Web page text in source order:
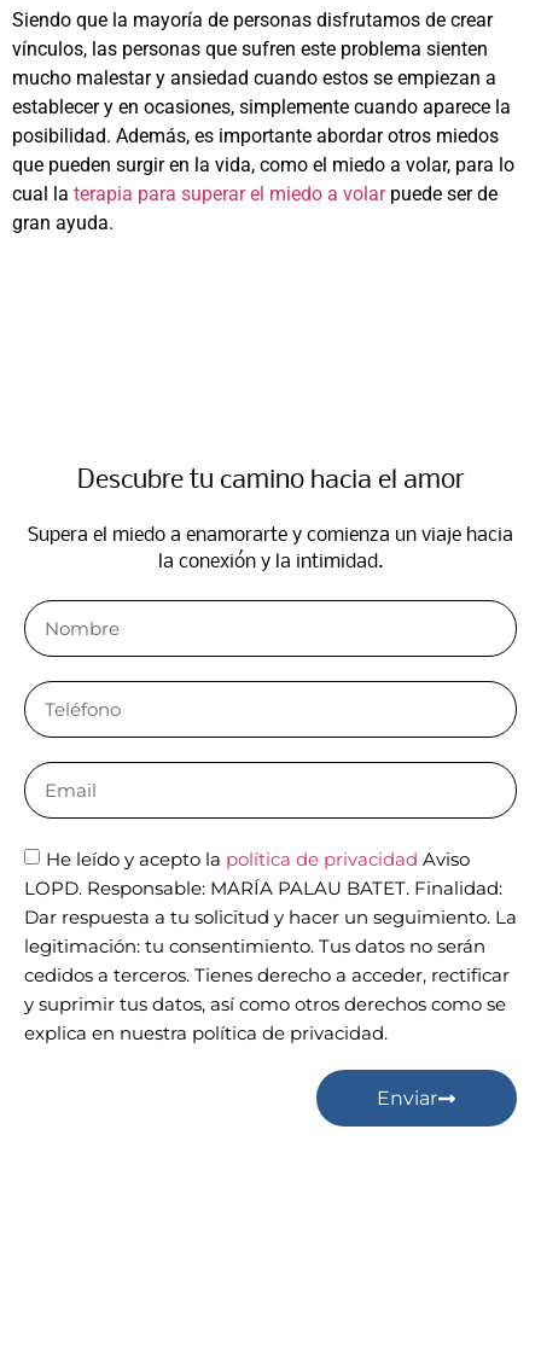
Siendo que la mayoría de personas disfrutamos de crear
vínculos, las personas que sufren este problema sienten
mucho malestar y ansiedad cuando estos se empiezan a
establecer y en ocasiones, simplemente cuando aparece la
posibilidad. Además, es importante abordar otros miedos
que pueden surgir en la vida, como el miedo a volar, para lo
cual la terapia para superar el miedo a volarpuede ser de
gran ayuda.
Descubre tu camino hacia el amor
Supera el miedo a enamorarte y comienza un viaje hacia
la conexión y la intimidad.
He leído y acepto la política de privacidad Aviso
LOPD. Responsable: MARÍA PALAU BATET. Finalidad:
Dar respuesta a tu solicitud y hacer un seguimiento. La
legitimación: tu consentimiento. Tus datos no serán
cedidos a terceros. Tienes derecho a acceder, rectificar
y suprimir tus datos, así como otros derechos como se
explica en nuestra política de privacidad.
Enviar